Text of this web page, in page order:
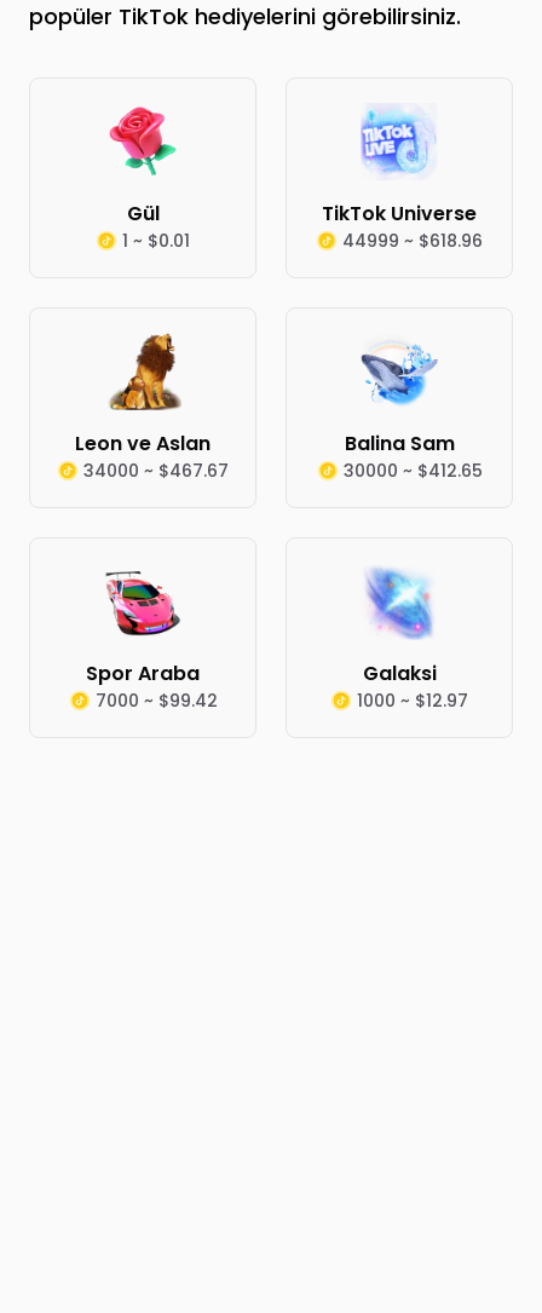
popüler TikTok hediyelerini görebilirsiniz.
Gül
1 ~ $0.01
TikTok Universe
44999 ~ $618.96
Leon ve Aslan
34000 ~ $467.67
Balina Sam
30000 ~ $412.65
Spor Araba
7000 ~ $99.42
Galaksi
1000 ~ $12.97